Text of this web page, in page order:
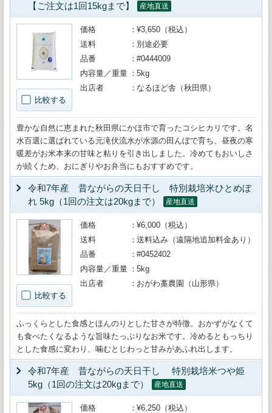
【ご注文は1回15kgまで】
産地直送
比較する
価格
¥3,650（税込）
送料
別途必要
品番
#0444009
内容量／重量
5kg
出店者
なるほど舎（秋田県）
豊かな自然に恵まれた秋田県にかほ市で育ったコシヒカリです。名
水百選に選ばれている元滝伏流水が水源の田んぼで育ち、昼夜の寒
暖差がお米本来の甘味と粘りを引き出しました。冷めてもおいしさ
が続くため、おにぎりやお弁当にもおすすめです。
令和7年産 昔ながらの天日干し 特別栽培米ひとめぼ
れ 5kg（1回の注文は20kgまで）
産地直送
比較する
価格
¥6,000（税込）
送料
送料込み（遠隔地追加料金あり）
品番
#0452402
内容量／重量
5kg
出店者
おがわ藁農園（山形県）
ふっくらとした食感とほんのりとした甘さが特徴。おかずがなくて
も食べたくなるような旨味たっぷりなお米です。冷めるともっちり
とした食感に変わり、噛むとじわっと甘みがあふれ出します。
令和7年産 昔ながらの天日干し 特別栽培米つや姫
5kg（1回の注文は20kgまで）
産地直送
価格
¥6,250（税込）